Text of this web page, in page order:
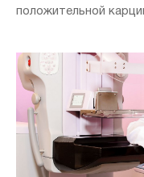
положительной
Хелиос Берлин-Бух,
перспективного
возможностях